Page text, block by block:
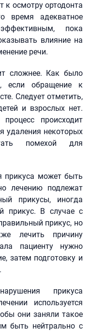
к осмотру ортодонта
время адекватное
пока
влияние на
речи.
сложнее. Как было
если обращение к
Следует отметить,
и взрослых нет.
происходит
удаления некоторых
помехой для
прикуса может быть
лечению подлежат
прикусы, иногда
прикус. В случае с
прикус, но
лечить причину
пациенту нужно
затем подготовку и
прикуса
используется
они заняли такое
быть нейтрально с